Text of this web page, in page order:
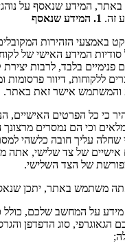
המידע שנאסף על
זה. 1. המידע שנאסף
באמצעי הזהירות
סודיות המידע האישי של
פנימיים בלבד, לרבות
ללקוחות, דיוור פרסומות
והמשתמש אישר זאת באתר.
כי כל הפרטים
וכי הם נמסרים
שחלה עליך חובה כלשהי
של צד שלישי, אתה
של הצד השלישי.
הגאוגרפי, סוג הדפדפן